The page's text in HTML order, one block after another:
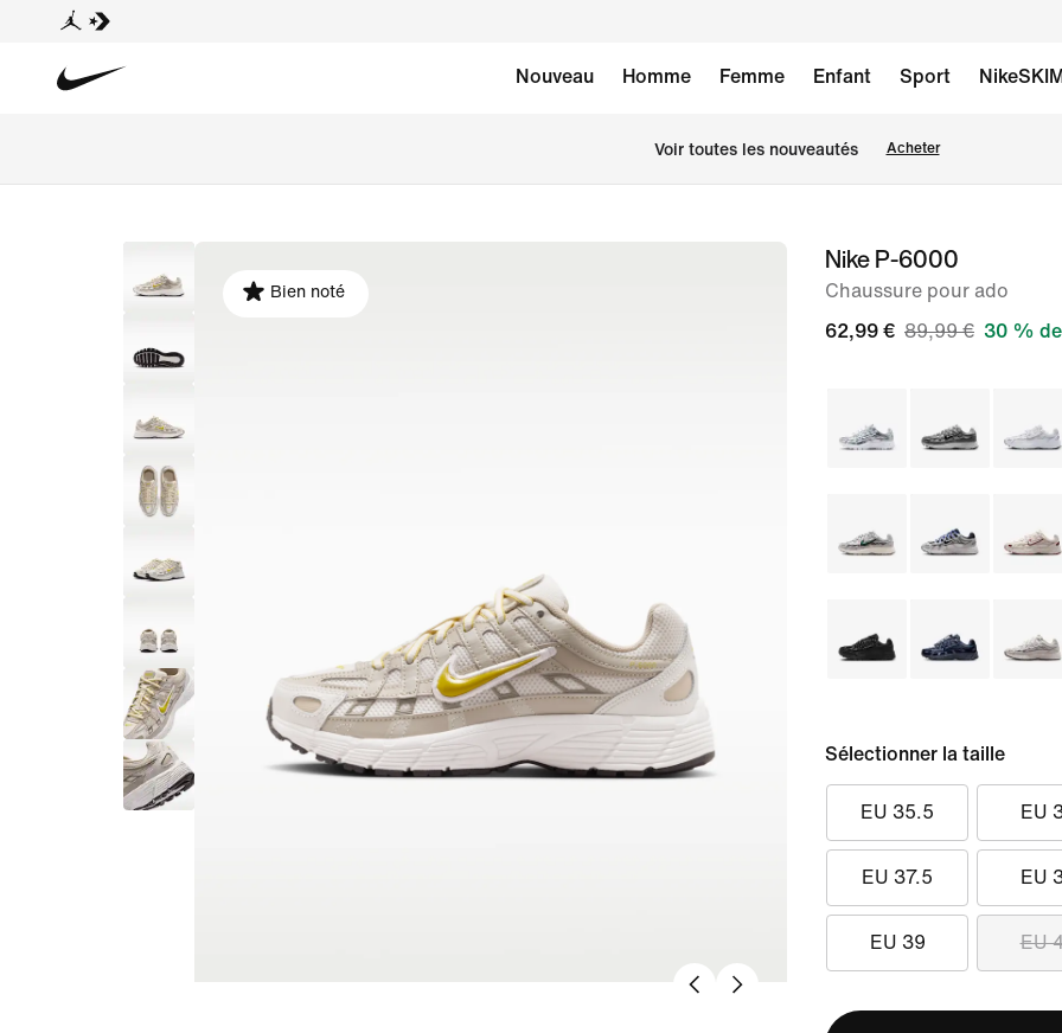
Nouveau Homme Femme Enfant Sport
Voir toutes les nouveautés Acheter
image 1
Bien noté
Nike P-6000
Chaussure pour ado
62,99 € 89,99 € 30 %
Sélectionner la taille
EU 35.5 EU
EU 37.5 EU
EU 39 EU